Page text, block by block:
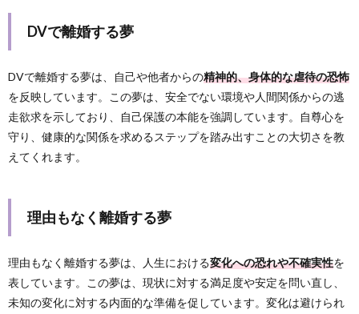
DVで離婚する夢
DVで離婚する夢は、自己や他者からの精神的、身体的な虐待の恐怖
を反映しています。この夢は、安全でない環境や人間関係からの逃
走欲求を示しており、自己保護の本能を強調しています。自尊心を
守り、健康的な関係を求めるステップを踏み出すことの大切さを教
えてくれます。
理由もなく離婚する夢
理由もなく離婚する夢は、人生における変化への恐れや不確実性を
表しています。この夢は、現状に対する満足度や安定を問い直し、
未知の変化に対する内面的な準備を促しています。変化は避けられ